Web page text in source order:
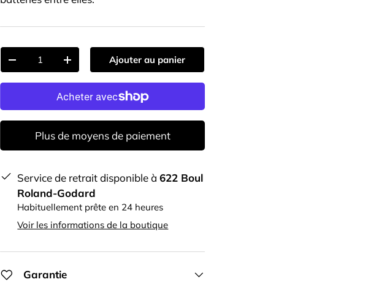
Qté
-
+ Ajouter au panier
Plus de moyens de paiement
Service de retrait disponible à622 Boul
Roland-Godard
Habituellement prête en 24 heures
Voir les informations de la boutique
Garantie